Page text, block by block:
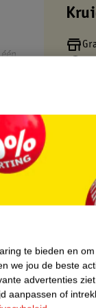
je
te bieden en
we jou de beste
advertenties
aanpassen of